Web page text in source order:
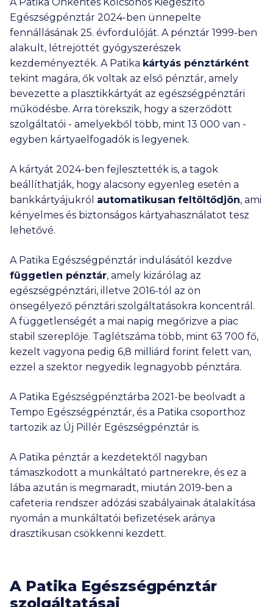
Egészségpénztár 2024-ben ünnepelte
fennállásának 25. évfordulóját. A pénztár 1999-ben
alakult, létrejöttét gyógyszerészek
kezdeményezték. A Patika kártyás pénztárként
tekint magára, ők voltak az első pénztár, amely
bevezette a plasztikkártyát az egészségpénztári
működésbe. Arra törekszik, hogy a szerződött
szolgáltatói - amelyekből több, mint 13 000 van -
egyben kártyaelfogadók is legyenek.
A kártyát 2024-ben fejlesztették is, a tagok
beállíthatják, hogy alacsony egyenleg esetén a
bankkártyájukról automatikusan feltöltődjön, ami
kényelmes és biztonságos kártyahasználatot tesz
lehetővé.
A Patika Egészségpénztár indulásától kezdve
független pénztár, amely kizárólag az
egészségpénztári, illetve 2016-tól az ön
önsegélyező pénztári szolgáltatásokra koncentrál.
A függetlenségét a mai napig megőrizve a piac
stabil szereplője. Taglétszáma több, mint 63 700 fő,
kezelt vagyona pedig 6,8 milliárd forint felett van,
ezzel a szektor negyedik legnagyobb pénztára.
A Patika Egészségpénztárba 2021-be beolvadt a
Tempo Egészségpénztár, és a Patika csoporthoz
tartozik az Új Pillér Egészségpénztár is.
A Patika pénztár a kezdetektől nagyban
támaszkodott a munkáltató partnerekre, és ez a
lába azután is megmaradt, miután 2019-ben a
cafeteria rendszer adózási szabályainak átalakítása
nyomán a munkáltatói befizetések aránya
drasztikusan csökkenni kezdett.
A Patika Egészségpénztár
szolgáltatásai